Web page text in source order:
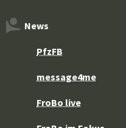
News
PfzFB
message4me
FroBo live